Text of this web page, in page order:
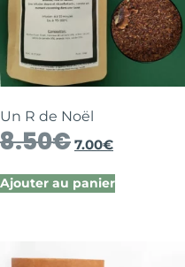
Un R de Noël
8.50€ 7.00€
Ajouter au panier